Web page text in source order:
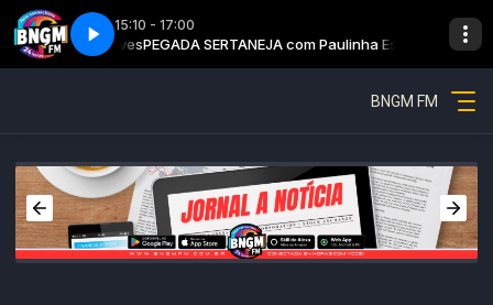
15:10 - 17:00
Esteves PEGADA SERTANEJA com Paulinha Esteves
Pegada sertaneja - Parte 1
BNGM FM